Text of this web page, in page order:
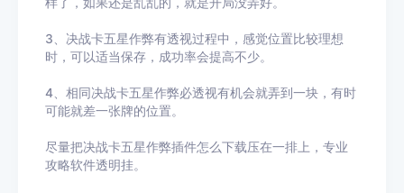
3、决战卡五星作弊有透视过程中，感觉位置比较理想
时，可以适当保存，成功率会提高不少。
4、相同决战卡五星作弊必透视有机会就弄到一块，有时
可能就差一张牌的位置。
尽量把决战卡五星作弊插件怎么下载压在一排上，专业
攻略软件透明挂。